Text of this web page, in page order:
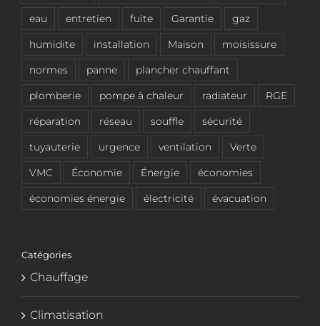
eau
entretien fuite Garantie
gaz
humidite
installation Maison
moisissure
normes
panne
plancher chauffant
plomberie
pompe à chaleur radiateur
RGE
réparation
réseau souffle
sécurité
tuyauterie
urgence ventilation
Verte
VMC
Économie Énergie
économies
économies énergie
électricité évacuation
Catégories
Chauffage
Climatisation